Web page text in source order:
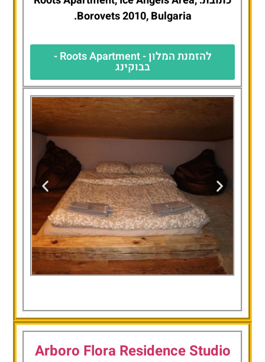
Borovets 2010, Bulgaria.
להזמנת המלון - Roots Apartment -
בבוקינג
Apartment
Arboro Flora Residence Studio